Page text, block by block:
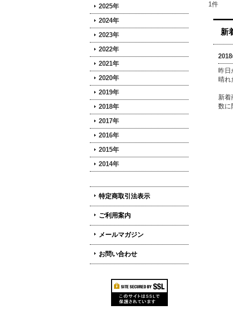
2025年
2024年
2023年
2022年
2021年
2020年
2019年
2018年
2017年
2016年
2015年
2014年
特定商取引法表示
ご利用案内
メールマガジン
お問い合わせ
1件
新
2018
昨日
新
数に